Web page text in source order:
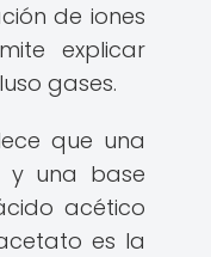
de iones
explicar
gases.
que una
y una base
acético
es la